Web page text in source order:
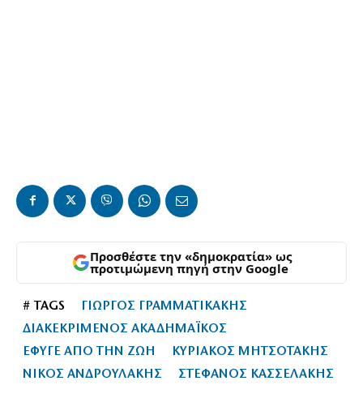
Προσθέστε την «δημοκρατία» ως
προτιμώμενη πηγή στην Google
# TAGS
ΓΙΩΡΓΟΣ ΓΡΑΜΜΑΤΙΚΑΚΗΣ
ΔΙΑΚΕΚΡΙΜΕΝΟΣ ΑΚΑΔΗΜΑΪΚΟΣ
ΕΦΥΓΕ ΑΠΟ ΤΗΝ ΖΩΗ
ΚΥΡΙΑΚΟΣ ΜΗΤΣΟΤΑΚΗΣ
ΝΙΚΟΣ ΑΝΔΡΟΥΛΑΚΗΣ
ΣΤΕΦΑΝΟΣ ΚΑΣΣΕΛΑΚΗΣ